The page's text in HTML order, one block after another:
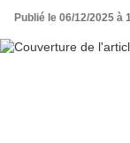
Publié le 06/12/2025 à